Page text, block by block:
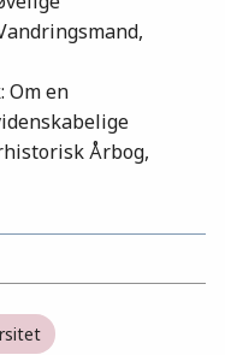
Om en
Årbog,